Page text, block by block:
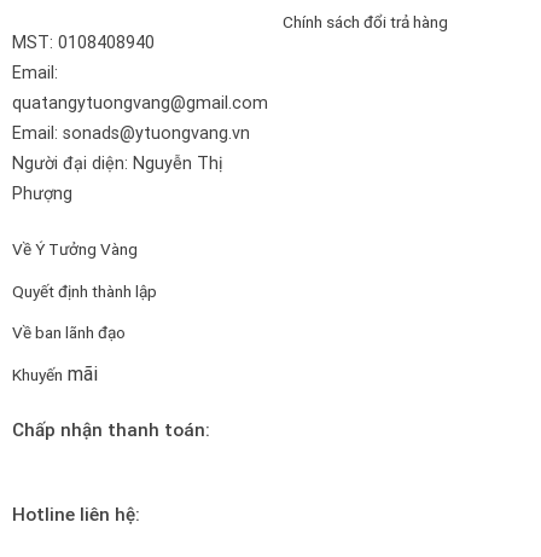
MST: 0108408940
Email:
quatangytuongvang@gmail.com
Email: sonads@ytuongvang.vn
Người đại diện: Nguyễn Thị
Phượng
Về Ý Tưởng Vàng
Quyết định thành lập
Về ban lãnh đạo
Khuyến mãi
Chính sách đổi trả hàng
Chấp nhận thanh toán:
Hotline liên hệ: